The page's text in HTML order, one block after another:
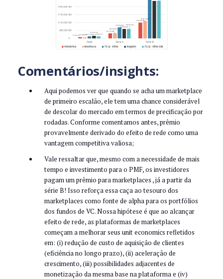
Comentários/insights:
Aqui podemos ver que quando se acha um marketplace
de primeiro escalão, ele tem uma chance considerável
de descolar do mercado em termos de precificação por
rodadas. Conforme comentamos antes, prêmio
provavelmente derivado do efeito de rede como uma
vantagem competitiva valiosa;
Vale ressaltar que, mesmo com a necessidade de mais
tempo e investimento para o PMF, os investidores
pagam um prêmio para marketplaces , já a partir da
série B! Isso reforça essa caça ao tesouro dos
marketplaces como fonte de alpha para os portfólios
dos fundos de VC. Nossa hipótese é que ao alcançar
efeito de rede, as plataformas de marketplaces
começam a melhorar seus unit economics refletidos
em: (i) redução de custo de aquisição de clientes
(eficiência no longo prazo), (ii) aceleração de
crescimento, (iii) possibilidades adjacentes de
monetização da mesma base na plataforma e (iv)